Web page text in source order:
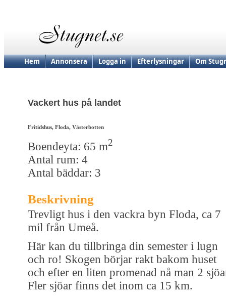
Hem Annonsera Logga in Efterlysningar Om
Vackert hus på landet
Fritidshus, Floda, Västerbotten
Boendeyta: 65 m2
Antal rum: 4
Antal bäddar: 3
Beskrivning
Trevligt hus i den vackra byn Floda, ca 7
mil från Umeå.
Här kan du tillbringa din semester i lugn
och ro! Skogen börjar rakt bakom huset
och efter en liten promenad nå man 2
Fler sjöar finns det inom ca 15 km.